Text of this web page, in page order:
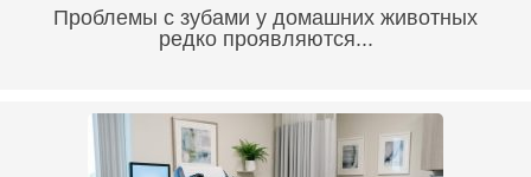
Проблемы с зубами у домашних животных
редко проявляются...